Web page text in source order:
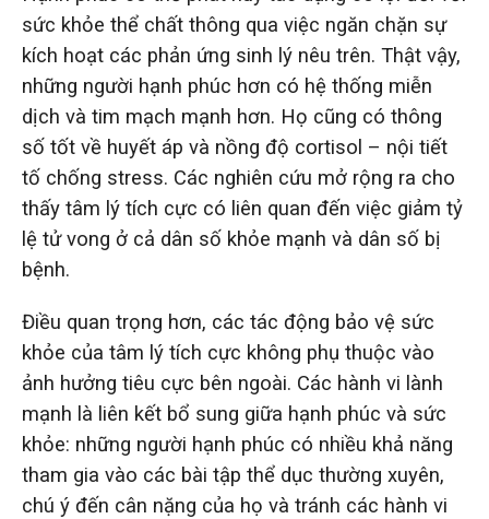
sức khỏe thể chất thông qua việc ngăn chặn sự
kích hoạt các phản ứng sinh lý nêu trên. Thật vậy,
những người hạnh phúc hơn có hệ thống miễn
dịch và tim mạch mạnh hơn. Họ cũng có thông
số tốt về huyết áp và nồng độ cortisol – nội tiết
tố chống stress. Các nghiên cứu mở rộng ra cho
thấy tâm lý tích cực có liên quan đến việc giảm tỷ
lệ tử vong ở cả dân số khỏe mạnh và dân số bị
bệnh.
Điều quan trọng hơn, các tác động bảo vệ sức
khỏe của tâm lý tích cực không phụ thuộc vào
ảnh hưởng tiêu cực bên ngoài. Các hành vi lành
mạnh là liên kết bổ sung giữa hạnh phúc và sức
khỏe: những người hạnh phúc có nhiều khả năng
tham gia vào các bài tập thể dục thường xuyên,
chú ý đến cân nặng của họ và tránh các hành vi